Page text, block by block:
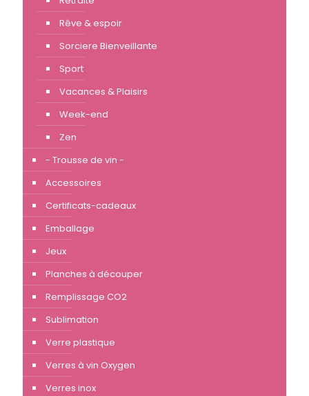
Rêve & espoir
Sorciere Bienveillante
Sport
Vacances & Plaisirs
Week-end
Zen
- Trousse de vin -
Accessoires
Certificats-cadeaux
Emballage
Jeux
Planches à découper
Remplissage CO2
Sublimation
Verre plastique
Verres à vin Oxygen
Verres inox